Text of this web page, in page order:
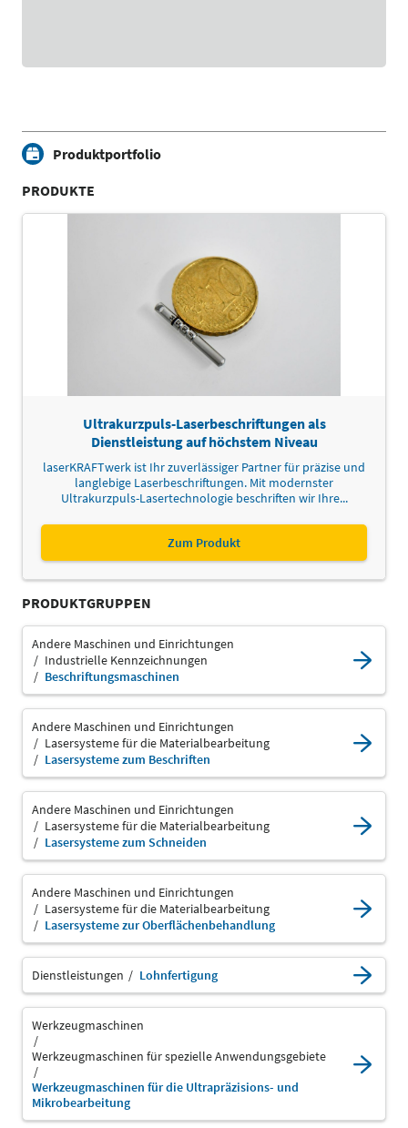
Produktportfolio
PRODUKTE
Ultrakurzpuls-Laserbeschriftungen als
Dienstleistung auf höchstem Niveau
laserKRAFTwerk ist Ihr zuverlässiger Partner für präzise und
langlebige Laserbeschriftungen. Mit modernster
Ultrakurzpuls-Lasertechnologie beschriften wir Ihre...
Zum Produkt
PRODUKTGRUPPEN
Andere Maschinen und Einrichtungen
Industrielle Kennzeichnungen
Beschriftungsmaschinen
Andere Maschinen und Einrichtungen
Lasersysteme für die Materialbearbeitung
Lasersysteme zum Beschriften
Andere Maschinen und Einrichtungen
Lasersysteme für die Materialbearbeitung
Lasersysteme zum Schneiden
Andere Maschinen und Einrichtungen
Lasersysteme für die Materialbearbeitung
Lasersysteme zur Oberflächenbehandlung
Dienstleistungen Lohnfertigung
Werkzeugmaschinen
Werkzeugmaschinen für spezielle Anwendungsgebiete
Werkzeugmaschinen für die Ultrapräzisions- und
Mikrobearbeitung